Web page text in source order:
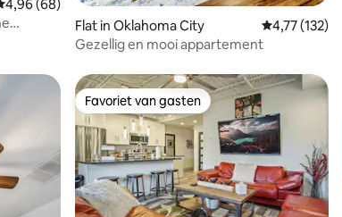
beoordeling van 4,96 op 5, 68 recensies
4,96 (68)
Flat in Oklahoma City Gemiddelde
4,77 (132)
Gezellig en mooi appartement
Favoriet van gasten
Favoriet van gasten